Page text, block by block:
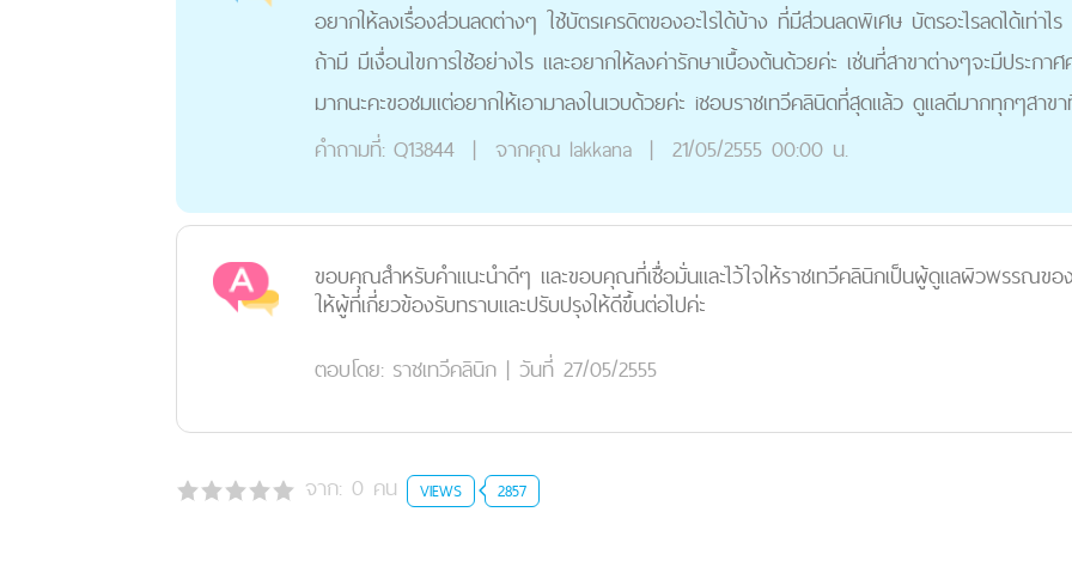
อยากให้ลงเรื่องส่วนลดต่างๆ ใช้บัตรเครดิตของอะไรได้บ้าง ที่มีส่วนลดพิเศษ บัตรอะไรลดได้เท่าไ
ถ้ามี มีเงื่อนไขการใช้อย่างไร และอยากให้ลงค่ารักษาเบื้องต้นด้วยค่ะ เช่นที่สาขาต่างๆจะมีประกา
มากนะคะขอชมแต่อยากให้เอามาลงในเวบด้วยค่ะ iชอบราชเทวีคลินิดที่สุดแล้ว ดูแลดีมากทุกๆสา
คำถามที่: Q13844 | จากคุณ lakkana | 21/05/2555 00:00 น.
ขอบคุณสำหรับคำแนะนำดีๆ และขอบคุณที่เชื่อมั่นและไว้ใจให้ราชเทวีคลินิกเป็นผู้ดูแลผิวพรรณ
ให้ผู้ที่เกี่ยวข้องรับทราบและปรับปรุงให้ดีขึ้นต่อไปค่ะ
ตอบโดย: ราชเทวีคลินิก | วันที่ 27/05/2555
จาก: 0 คน VIEWS 2857